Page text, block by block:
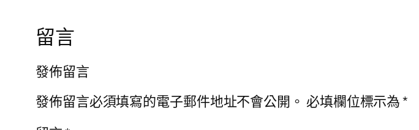
留言
發佈留言
發佈留言必須填寫的電子郵件地址不會公開。 必填欄位標示為*